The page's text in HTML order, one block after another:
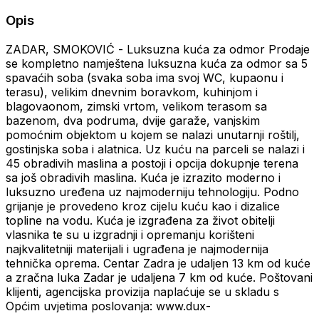
Opis
ZADAR, SMOKOVIĆ - Luksuzna kuća za odmor Prodaje
se kompletno namještena luksuzna kuća za odmor sa 5
spavaćih soba (svaka soba ima svoj WC, kupaonu i
terasu), velikim dnevnim boravkom, kuhinjom i
blagovaonom, zimski vrtom, velikom terasom sa
bazenom, dva podruma, dvije garaže, vanjskim
pomoćnim objektom u kojem se nalazi unutarnji roštilj,
gostinjska soba i alatnica. Uz kuću na parceli se nalazi i
45 obradivih maslina a postoji i opcija dokupnje terena
sa još obradivih maslina. Kuća je izrazito moderno i
luksuzno uređena uz najmoderniju tehnologiju. Podno
grijanje je provedeno kroz cijelu kuću kao i dizalice
topline na vodu. Kuća je izgrađena za život obitelji
vlasnika te su u izgradnji i opremanju korišteni
najkvalitetniji materijali i ugrađena je najmodernija
tehnička oprema. Centar Zadra je udaljen 13 km od kuće
a zračna luka Zadar je udaljena 7 km od kuće. Poštovani
klijenti, agencijska provizija naplaćuje se u skladu s
Općim uvjetima poslovanja: www.dux-